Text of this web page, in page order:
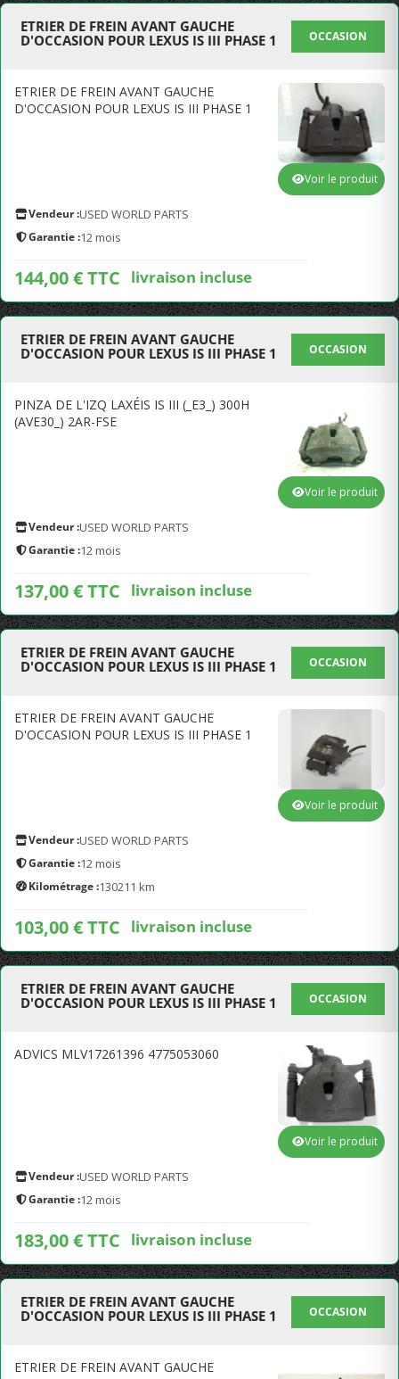
ETRIER DE FREIN AVANT GAUCHE
D'OCCASION POUR LEXUS IS III PHASE 1
OCCASION
ETRIER DE FREIN AVANT GAUCHE
D'OCCASION POUR LEXUS IS III PHASE 1
Vendeur :USED WORLD PARTS
Garantie :12 mois
144,00 € TTC livraison incluse
Voir le produit
ETRIER DE FREIN AVANT GAUCHE
D'OCCASION POUR LEXUS IS III PHASE 1
OCCASION
PINZA DE L'IZQ LAXÉIS IS III (_E3_) 300H
(AVE30_) 2AR-FSE
Vendeur :USED WORLD PARTS
Garantie :12 mois
137,00 € TTC livraison incluse
Voir le produit
ETRIER DE FREIN AVANT GAUCHE
D'OCCASION POUR LEXUS IS III PHASE 1
OCCASION
ETRIER DE FREIN AVANT GAUCHE
D'OCCASION POUR LEXUS IS III PHASE 1
Vendeur :USED WORLD PARTS
Garantie :12 mois
Kilométrage :130211 km
103,00 € TTC livraison incluse
Voir le produit
ETRIER DE FREIN AVANT GAUCHE
D'OCCASION POUR LEXUS IS III PHASE 1
OCCASION
ADVICS MLV17261396 4775053060
Vendeur :USED WORLD PARTS
Garantie :12 mois
183,00 € TTC livraison incluse
Voir le produit
ETRIER DE FREIN AVANT GAUCHE
D'OCCASION POUR LEXUS IS III PHASE 1
OCCASION
ETRIER DE FREIN AVANT GAUCHE